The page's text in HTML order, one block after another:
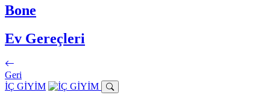
Bone
Ev Gereçleri
Geri
İÇ GİYİM